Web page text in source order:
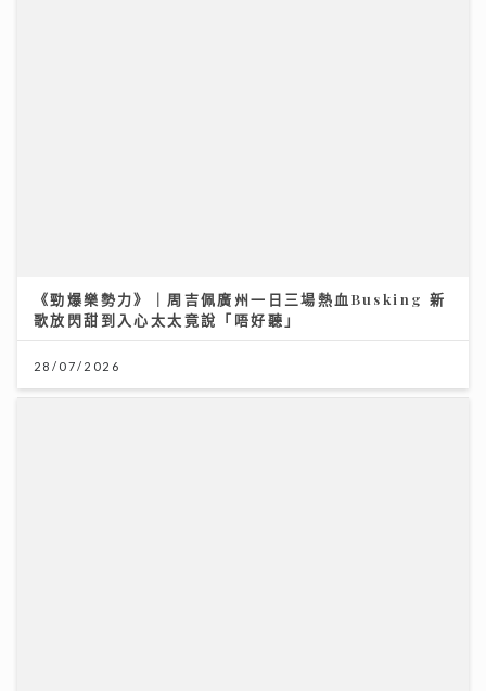
《勁爆樂勢力》｜周吉佩廣州一日三場熱血Busking 新
歌放閃甜到入心太太竟說「唔好聽」
28/07/2026